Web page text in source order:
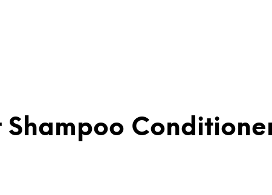
Shampoo